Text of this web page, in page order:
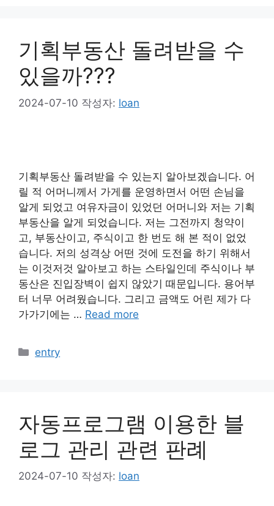
기획부동산 돌려받을 수
있을까???
2024-07-10 작성자: loan
기획부동산 돌려받을 수 있는지 알아보겠습니다. 어
릴 적 어머니께서 가게를 운영하면서 어떤 손님을
알게 되었고 여유자금이 있었던 어머니와 저는 기획
부동산을 알게 되었습니다. 저는 그전까지 청약이
고, 부동산이고, 주식이고 한 번도 해 본 적이 없었
습니다. 저의 성격상 어떤 것에 도전을 하기 위해서
는 이것저것 알아보고 하는 스타일인데 주식이나 부
동산은 진입장벽이 쉽지 않았기 때문입니다. 용어부
터 너무 어려웠습니다. 그리고 금액도 어린 제가 다
가가기에는 … Read more
카
entry
자동프로그램 이용한 블
로그 관리 관련 판례
2024-07-10 작성자: loan